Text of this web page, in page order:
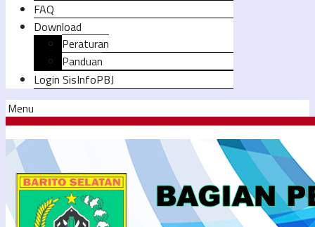
FAQ
Download
Peraturan
Panduan
Login SisInfoPBJ
Menu